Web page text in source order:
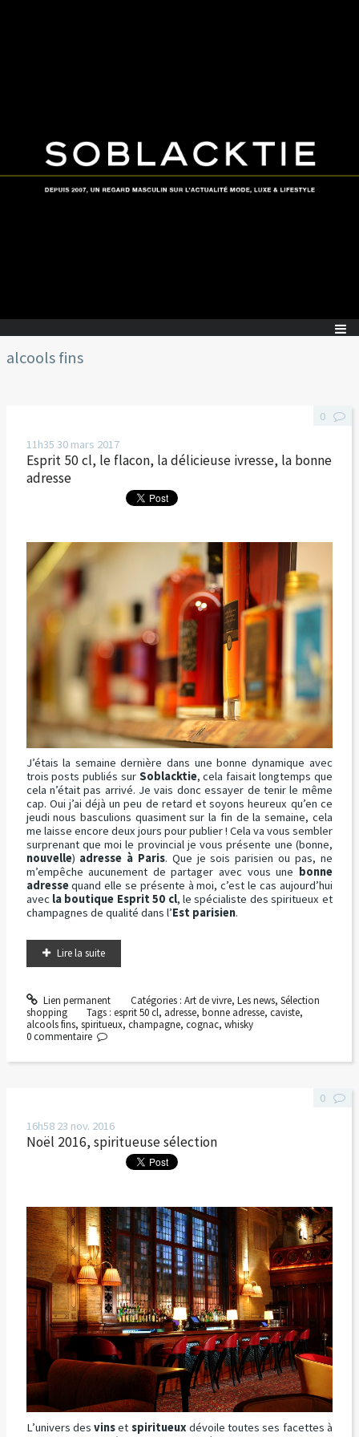
alcools fins
11h35 30 mars 2017
Esprit 50 cl, le flacon, la délicieuse ivresse, la bonne
adresse
J’étais la semaine dernière dans une bonne dynamique avec
trois posts publiés sur Soblacktie, cela faisait longtemps que
cela n’était pas arrivé. Je vais donc essayer de tenir le même
cap. Oui j’ai déjà un peu de retard et soyons heureux qu’en ce
jeudi nous basculions quasiment sur la fin de la semaine, cela
me laisse encore deux jours pour publier ! Cela va vous sembler
surprenant que moi le provincial je vous présente une (bonne,
nouvelle) adresse à Paris. Que je sois parisien ou pas, ne
m’empêche aucunement de partager avec vous une bonne
adressequand elle se présente à moi, c’est le cas aujourd’hui
avec la boutique Esprit 50 cl, le spécialiste des spiritueux et
champagnes de qualité dans l’Est parisien.
Lire la suite
Lien permanent Catégories : Art de vivre, Les news, Sélection
shopping
Tags :esprit 50 cl, adresse,bonne adresse,caviste,
alcools fins, spiritueux, champagne, cognac, whisky
0
0 commentaire
16h58 23 nov. 2016
Noël 2016, spiritueuse sélection
L’univers des vinset spiritueux dévoile toutes ses facettes à
0